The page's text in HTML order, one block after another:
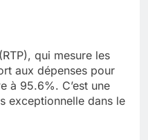
qui mesure les
aux dépenses pour
à 95.6%. C’est une
exceptionnelle dans le